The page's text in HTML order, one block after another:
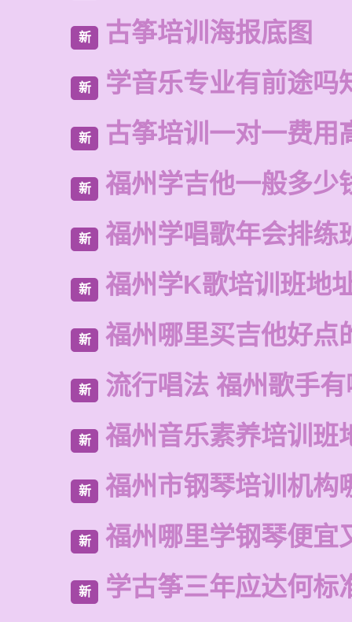
新 古筝培训海报底图
新 学音乐专业有前途吗
新 古筝培训一对一费用
新 福州学吉他一般多少
新 福州学唱歌年会排练
新 福州学K歌培训班地
新 福州哪里买吉他好点
新 流行唱法 福州歌手
新 福州音乐素养培训班
新 福州市钢琴培训机构
新 福州哪里学钢琴便宜
新 学古筝三年应达何标